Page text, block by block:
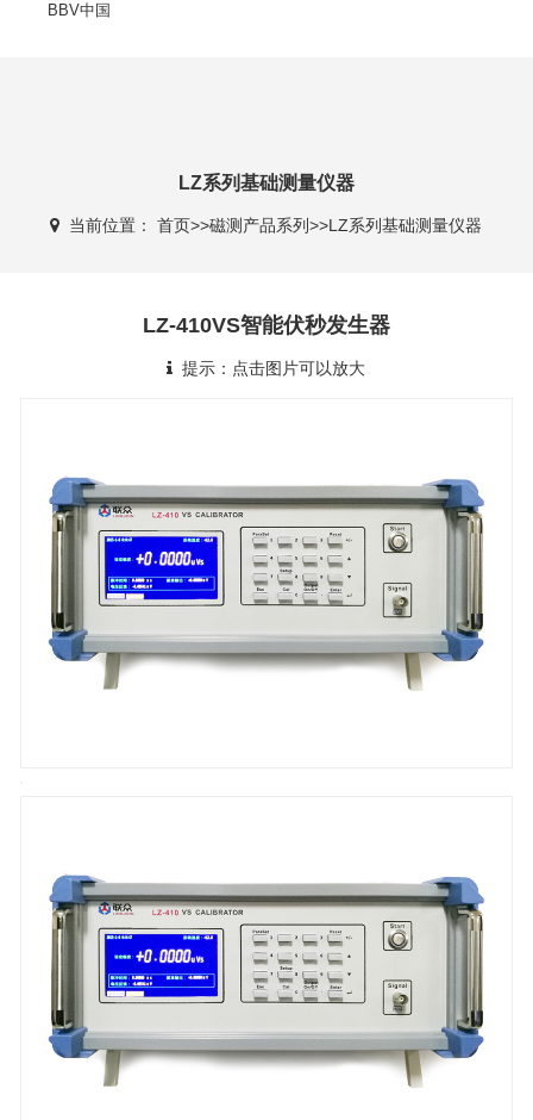
BBV中国
LZ系列基础测量仪器
当前位置：首页>>磁测产品系列>>LZ系列基础测量仪器
LZ-410VS智能伏秒发生器
提示：点击图片可以放大